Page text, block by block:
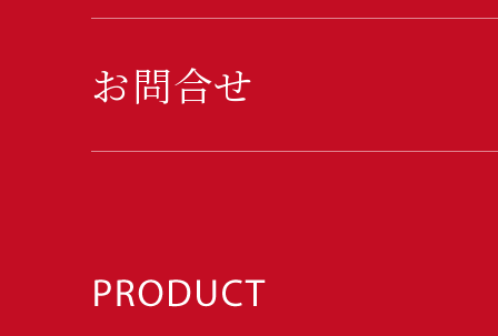
お問合せ